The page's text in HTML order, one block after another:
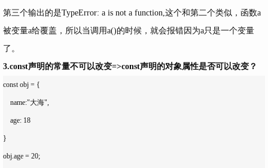
第三个输出的是TypeError: a is not a function,这个和第二个类似，函数a
被变量a给覆盖，所以当调用a()的时候，就会报错因为a只是一个变量
了。
3.const声明的常量不可以改变=>const声明的对象属性是否可以改变？
const obj = {
}
obj.age = 20;